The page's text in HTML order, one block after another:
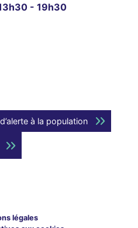
- 19h30
à la population
légales